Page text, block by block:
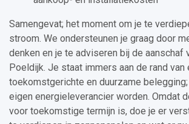
Samengevat; het moment om je te
stroom. We ondersteunen je graag door
denken en je te adviseren bij de aanschaf
Poeldijk. Je staat immers aan de rand van
toekomstgerichte en duurzame
eigen energieleverancier worden. Omdat
voor toekomstige termijn is, doe je er